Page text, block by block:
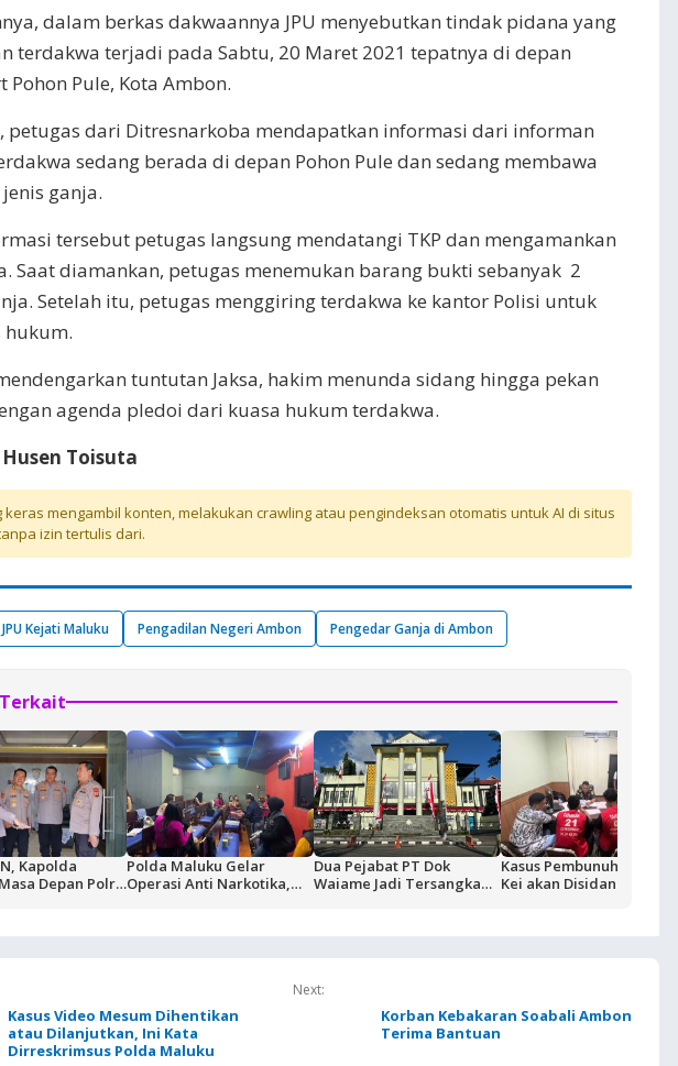
dalam berkas dakwaannya JPU menyebutkan tindak pidana yang
terdakwa terjadi pada Sabtu, 20 Maret 2021 tepatnya di depan
Pohon Pule, Kota Ambon.
petugas dari Ditresnarkoba mendapatkan informasi dari informan
sedang berada di depan Pohon Pule dan sedang membawa
ganja.
tersebut petugas langsung mendatangi TKP dan mengamankan
Saat diamankan, petugas menemukan barang bukti sebanyak 2
Setelah itu, petugas menggiring terdakwa ke kantor Polisi untuk
hukum.
tuntutan Jaksa, hakim menunda sidang hingga pekan
agenda pledoi dari kuasa hukum terdakwa.
Toisuta
keras mengambil konten, melakukan crawling atau pengindeksan otomatis untuk AI di situs
izin tertulis dari.
JPU Kejati Maluku Pengadilan Negeri Ambon Pengedar Ganja di Ambon
Kapolda
Depan Polri
Polda Maluku Gelar
Operasi Anti Narkotika,
Dua Pejabat PT Dok
Waiame Jadi Tersangka
Kasus Pembunuhan Nus
Kei akan Disidangkan, Dua
Kasus Video Mesum Dihentikan
atau Dilanjutkan, Ini Kata
Dirreskrimsus Polda Maluku
Next:
Korban Kebakaran Soabali Ambon
Terima Bantuan